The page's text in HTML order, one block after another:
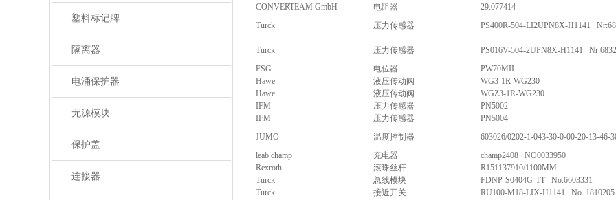
塑料标记牌
隔离器
电涌保护器
无源模块
保护盖
连接器
CONVERTEAM GmbH
电阻器
29.077414
Turck
压力传感器 PS400R-504-LI2UPN8X-H1141
Turck 压力传感器
PS016V-504-2UPN8X-H1141
FSG
电位器
PW70MII
Hawe
液压传动阀
WG3-1R-WG230
Hawe
液压传动阀
WGZ3-1R-WG230
IFM
压力传感器
PN5002
IFM
压力传感器
PN5004
JUMO
温度控制器
603026/0202-1-043-30-0-00-20-13-46-
leab champ
充电器
champ2408 NO0033950
Rexroth
滚珠丝杆
R151137910/1100MM
Turck
总线模块
FDNP-S0404G-TT No.6603331
Turck
接近开关
RU100-M18-LIX-H1141 No. 1810205